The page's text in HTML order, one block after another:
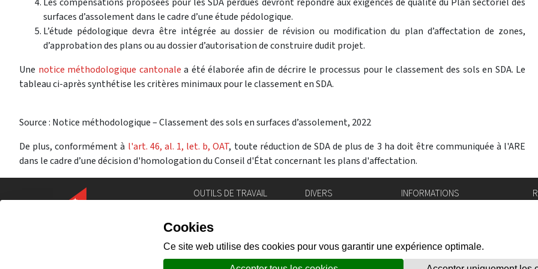
surfaces d’assolement dans le cadre d’une étude pédologique.
L’étude pédologique devra être intégrée au dossier de révision ou modification du plan d’affectation de zones,
d’approbation des plans ou au dossier d’autorisation de construire dudit projet.
Une notice méthodologique cantonale a été élaborée afin de décrire le processus pour le classement des sols en SDA. Le
tableau ci-après synthétise les critères minimaux pour le classement en SDA.
Source : Notice méthodologique – Classement des sols en surfaces d’assolement, 2022
De plus, conformément à l'art. 46, al. 1, let. b, OAT, toute réduction de SDA de plus de 3 ha doit être communiquée à l'ARE
dans le cadre d’une décision d'homologation du Conseil d'État concernant les plans d'affectation.
OUTILS DE TRAVAIL
Géoportail
Intranet
DIVERS
INFORMATIONS
Mentions légales
Réseaux sociaux